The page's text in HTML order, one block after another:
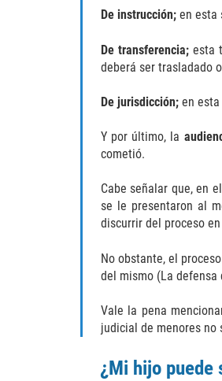
De instrucción;en esta
De transferencia;esta
deberá ser trasladado
De jurisdicción;en esta
Y por último, la
cometió.
Cabe señalar que, en
se le presentaron al
discurrir del proceso
No obstante, el
del mismo (La defensa
Vale la pena
judicial de menores no
¿Mi hijo puede